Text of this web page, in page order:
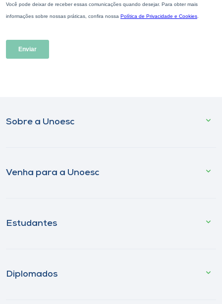
Sobre a Unoesc
Venha para a Unoesc
Estudantes
Diplomados